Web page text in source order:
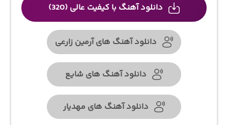
دانلود آهنگ با کیفیت عالی (320)
دانلود آهنگ های آرمین زارعی
دانلود آهنگ های شایع
دانلود آهنگ های مهدیار